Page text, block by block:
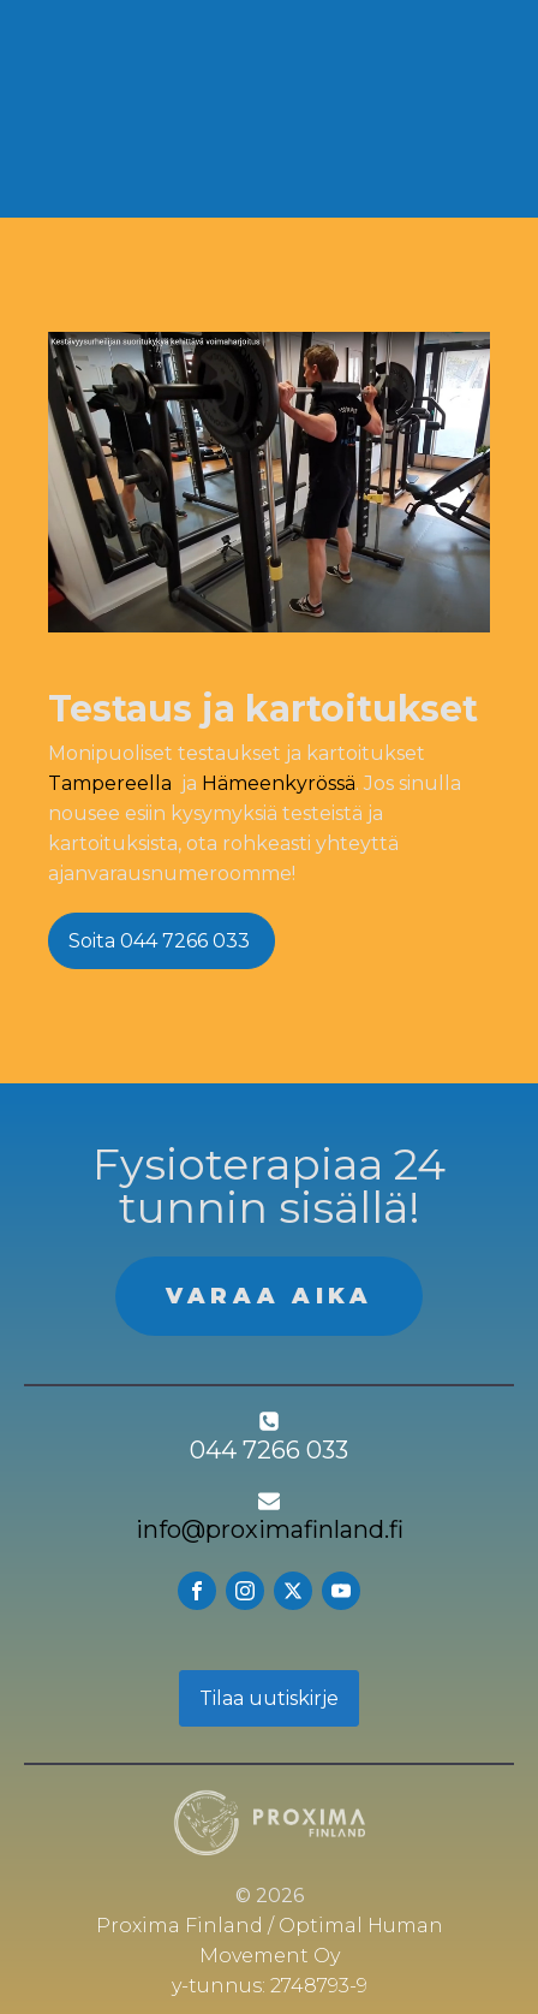
Testaus ja kartoitukset
Monipuoliset testaukset ja kartoitukset
Tampereella ja Hämeenkyrössä. Jos sinulla
nousee esiin kysymyksiä testeistä ja
kartoituksista, ota rohkeasti yhteyttä
ajanvarausnumeroomme!
Soita 044 7266 033
Fysioterapiaa 24
tunnin sisällä!
VARAA AIKA
044 7266 033
info@proximafinland.fi
Tilaa uutiskirje
© 2026
Proxima Finland / Optimal Human
Movement Oy
y-tunnus: 2748793-9